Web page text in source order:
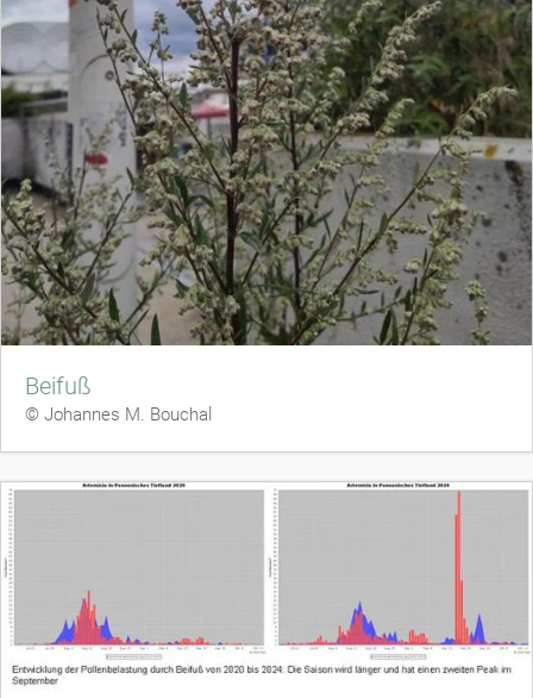
Beifuß
© Johannes M. Bouchal